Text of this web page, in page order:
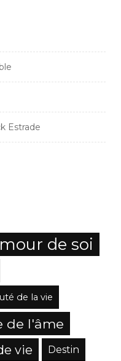
Estrade
de soi
de la vie
de l'âme
vie Destin